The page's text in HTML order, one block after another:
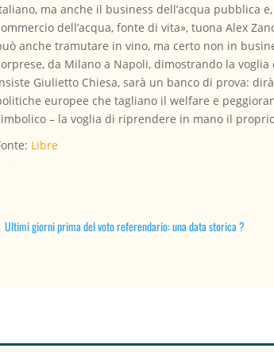
ma anche il business dell’acqua pubblica
dell’acqua, fonte di vita», tuona Alex
anche tramutare in vino, ma certo non in
da Milano a Napoli, dimostrando la
Giulietto Chiesa, sarà un banco di prova:
europee che tagliano il welfare e
– la voglia di riprendere in mano il
Libre
Ultimi giorni prima del voto referendario: una data storica ?